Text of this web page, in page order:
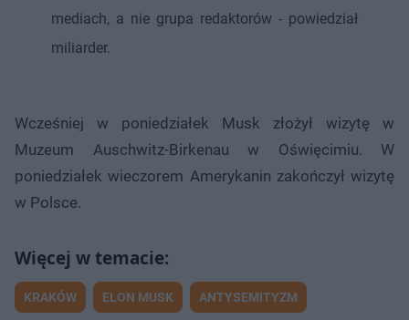
mediach, a nie grupa redaktorów - powiedział
miliarder.
Wcześniej w poniedziałek Musk złożył wizytę w
Muzeum Auschwitz-Birkenau w Oświęcimiu. W
poniedziałek wieczorem Amerykanin zakończył wizytę
w Polsce.
KRAKÓW ELON MUSK ANTYSEMITYZM